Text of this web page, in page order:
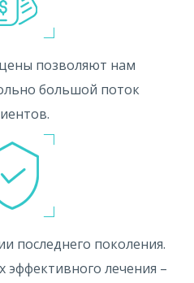
позволяют нам
большой поток
последнего поколения.
лечения –